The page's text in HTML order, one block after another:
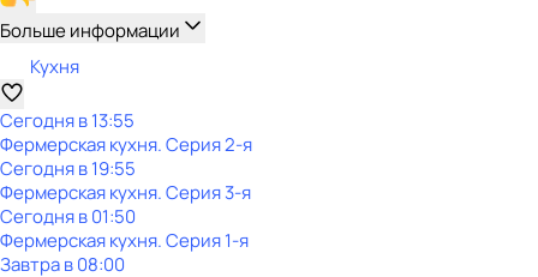
Больше информации
Кухня
Сегодня в 13:55
Фермерская кухня. Серия 2-я
Сегодня в 19:55
Фермерская кухня. Серия 3-я
Сегодня в 01:50
Фермерская кухня. Серия 1-я
Завтра в 08:00